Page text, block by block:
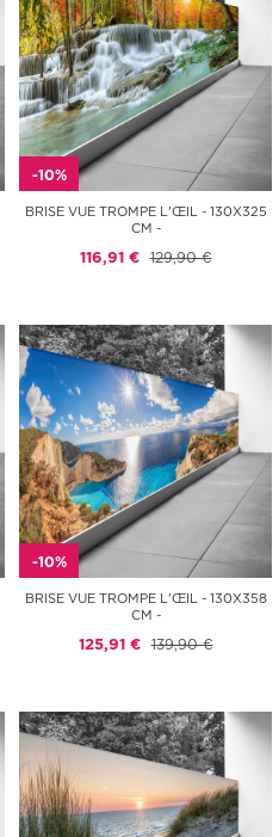
-10%
BRISE VUE TROMPE L'ŒIL - 130X325
CM -
116,91 € 129,90 €
-10%
BRISE VUE TROMPE L'ŒIL - 130X358
CM -
125,91 € 139,90 €